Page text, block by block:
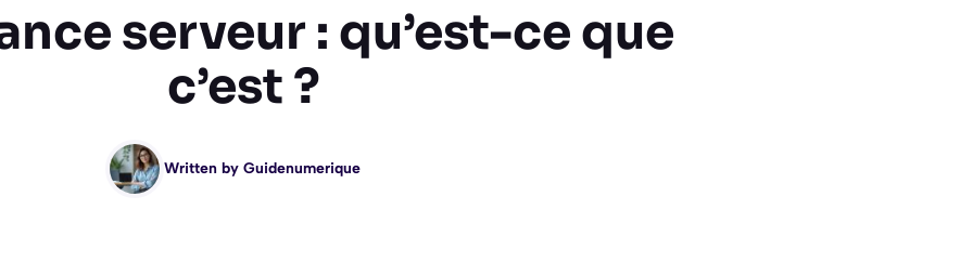
serveur : qu’est-ce que
c’est ?
Written by Guidenumerique